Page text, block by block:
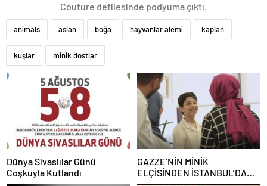
Couture defilesinde podyuma çıktı.
animals aslan boğa hayvanlar alemi kaplan
kuşlar minik dostlar
Dünya Sivaslılar Günü
Coşkuyla Kutlandı
GAZZE’NİN MİNİK
ELÇİSİNDEN İSTANBUL’DA
DUYGUSAL MESAJ: “BURASI